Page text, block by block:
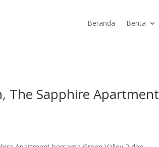
Beranda Berita
The Sapphire Apartment